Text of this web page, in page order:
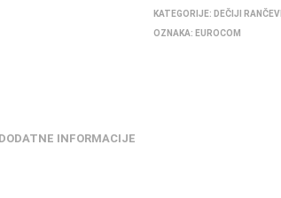
KATEGORIJE: DEČIJI RANČEVI
OZNAKA: EUROCOM
DODATNE INFORMACIJE